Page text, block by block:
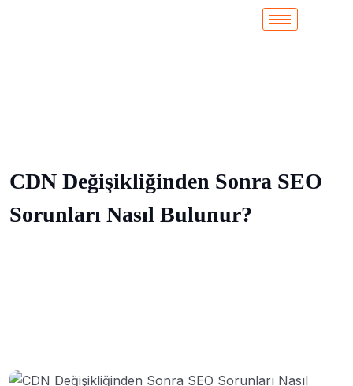
CDN Değişikliğinden Sonra SEO
Sorunları Nasıl Bulunur?